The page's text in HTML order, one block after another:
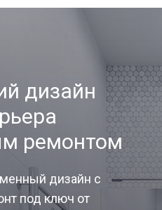
дизайн
ремонтом
дизайн с
под ключ от